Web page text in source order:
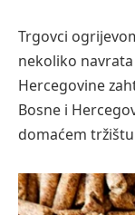
Trgovci
nekoliko
Hercegovine
Bosne i
domaćem